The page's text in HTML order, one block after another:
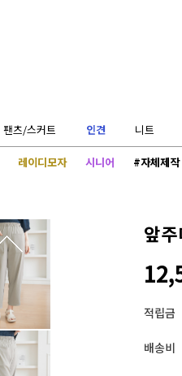
팬츠/스커트 인견 니트
레이디모자 시니어 #자체제작
앞
적립금
배송비